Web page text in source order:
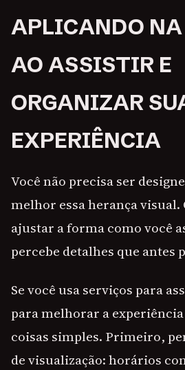
APLICANDO
AO ASSISTIR E
ORGANIZAR
EXPERIÊNCIA
Você não precisa ser
melhor essa herança visual.
ajustar a forma como você
percebe detalhes que antes
Se você usa serviços para
para melhorar a
coisas simples. Primeiro,
de visualização: horários